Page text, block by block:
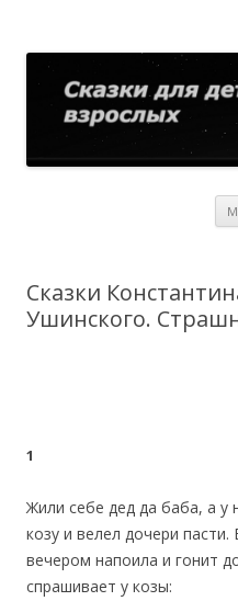
Сказки
Ушинского.
1
Жили себе дед да баба, а у
козу и велел дочери
вечером напоила и гонит
спрашивает у козы: